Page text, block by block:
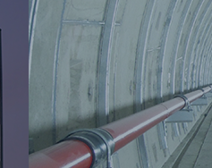
CMギャラリー
株主通信
単元未満株式の
買取請求について
DX戦略